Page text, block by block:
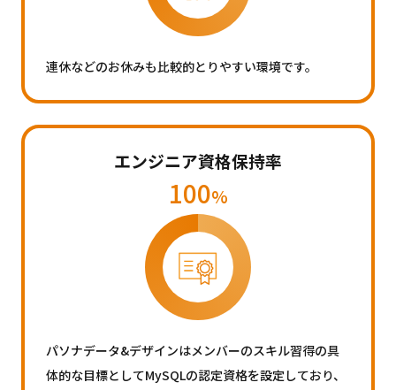
連休などのお休みも比較的とりやすい環境です。
エンジニア資格保持率
100%
パソナデータ&デザインはメンバーのスキル習得の具
体的な目標としてMySQLの認定資格を設定しており、